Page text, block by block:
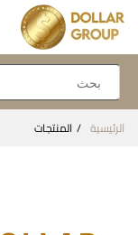
الرئيسية المنتجات